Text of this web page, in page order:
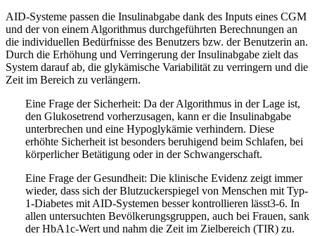
AID-Systeme passen die Insulinabgabe dank des Inputs eines CGM
und der von einem Algorithmus durchgeführten Berechnungen an
die individuellen Bedürfnisse des Benutzers bzw. der Benutzerin an.
Durch die Erhöhung und Verringerung der Insulinabgabe zielt das
System darauf ab, die glykämische Variabilität zu verringern und die
Zeit im Bereich zu verlängern.
Eine Frage der Sicherheit: Da der Algorithmus in der Lage ist,
den Glukosetrend vorherzusagen, kann er die Insulinabgabe
unterbrechen und eine Hypoglykämie verhindern. Diese
erhöhte Sicherheit ist besonders beruhigend beim Schlafen, bei
körperlicher Betätigung oder in der Schwangerschaft.
Eine Frage der Gesundheit: Die klinische Evidenz zeigt immer
wieder, dass sich der Blutzuckerspiegel von Menschen mit Typ-
1-Diabetes mit AID-Systemen besser kontrollieren lässt3-6. In
allen untersuchten Bevölkerungsgruppen, auch bei Frauen, sank
der HbA1c-Wert und nahm die Zeit im Zielbereich (TIR) zu.